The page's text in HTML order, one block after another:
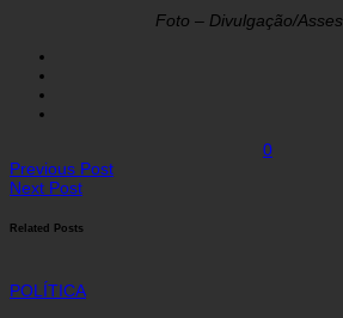
Foto – Divulgação/
0
Previous Post
Next Post
Related Posts
POLÍTICA